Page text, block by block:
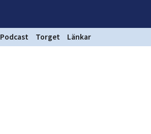
Podcast Torget Länkar